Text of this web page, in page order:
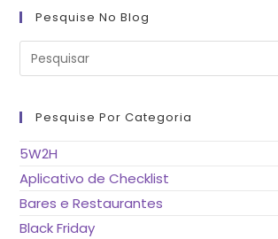
Pesquise No Blog
Pesquise Por Categoria
5W2H
Aplicativo de Checklist
Bares e Restaurantes
Black Friday